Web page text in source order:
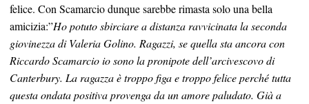
felice. Con Scamarcio dunque sarebbe rimasta solo una bella
amicizia:”Ho potuto sbirciare a distanza ravvicinata la seconda
giovinezza di Valeria Golino. Ragazzi, se quella sta ancora con
Riccardo Scamarcio io sono la pronipote dell’arcivescovo di
Canterbury. La ragazza è troppo figa e troppo felice perché tutta
questa ondata positiva provenga da un amore paludato. Già a